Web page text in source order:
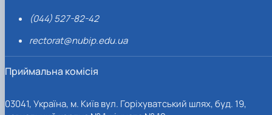
(044) 527-82-42
rectorat@nubip.edu.ua
Приймальна комісія
03041, Україна, м. Київ вул. Горіхуватський шлях, буд. 19,